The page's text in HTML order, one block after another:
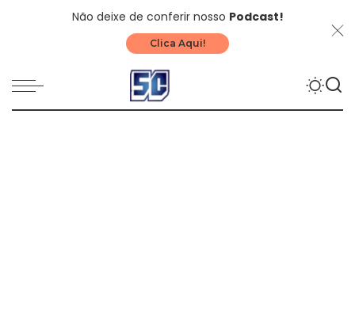
Não deixe de conferir nosso Podcast!
Clica Aqui!